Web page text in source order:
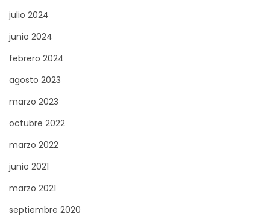
julio 2024
junio 2024
febrero 2024
agosto 2023
marzo 2023
octubre 2022
marzo 2022
junio 2021
marzo 2021
septiembre 2020